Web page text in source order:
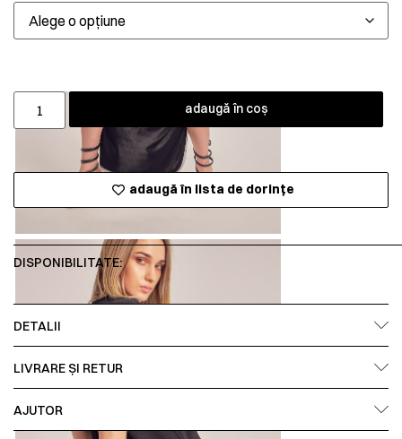
adaugă în coș
adaugă în lista de dorințe
DISPONIBILITATE:
DETALII
LIVRARE ȘI RETUR
AJUTOR